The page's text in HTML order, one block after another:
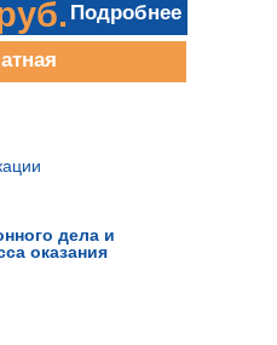
Подробнее
дела и
оказания